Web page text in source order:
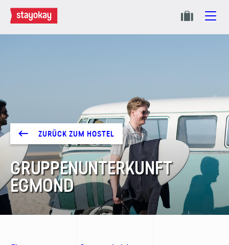
ZURÜCK ZUM HOSTEL
GRUPPENUNTERKUNFT
EGMOND